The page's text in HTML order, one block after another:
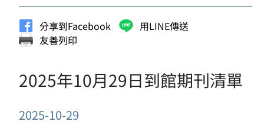
分享到Facebook
用LINE傳送
友善列印
2025年10月29日到館期刊清單
2025-10-29